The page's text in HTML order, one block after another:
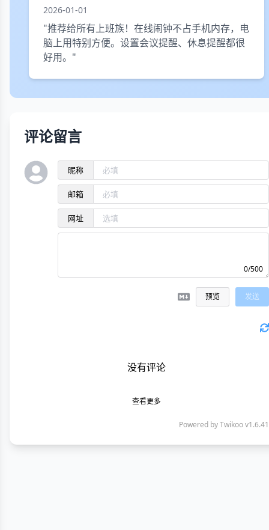
2026-01-01
"推荐给所有上班族！在线闹钟不占手机内存，电
脑上用特别方便。设置会议提醒、休息提醒都很
好用。"
评论留言
昵称
邮箱
网址
0/500
预览 发送
没有评论
查看更多
Powered byTwikoov1.6.41